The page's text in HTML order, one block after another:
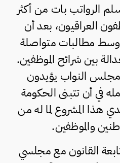
الرواتب بات من أكثر
العراقيون، بعد أن
مطالبات متواصلة
بين شرائح الموظفين.
النواب يؤيدون
في أن تتبنى الحكومة
هذا المشروع لما له من
والموظفين.
القانون مع مجلسي